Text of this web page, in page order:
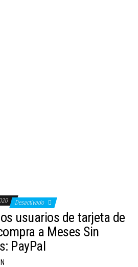
Desactivado
usuarios de tarjeta de
a Meses Sin
PayPal